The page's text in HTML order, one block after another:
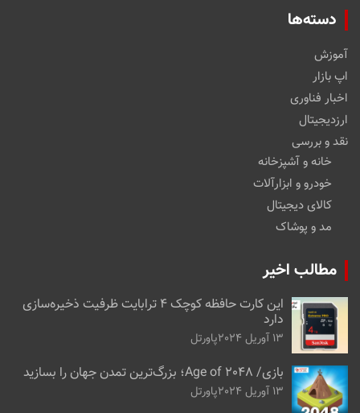
دسته‌ها
آموزش
اپ بازار
اخبار فناوری
ارزدیجیتال
نقد و بررسی
خانه و آشپزخانه
خودرو و ابزارآلات
کالای دیجیتال
مد و پوشاک
مطالب اخیر
این کارت حافظه کوچک ۴ ترابایت ظرفیت ذخیره‌سازی
دارد
13 آوریل 2024 پاورتل
بازی/ Age of 2048؛ بزرگ‌ترین تمدن جهان را بسازید
13 آوریل 2024 پاورتل